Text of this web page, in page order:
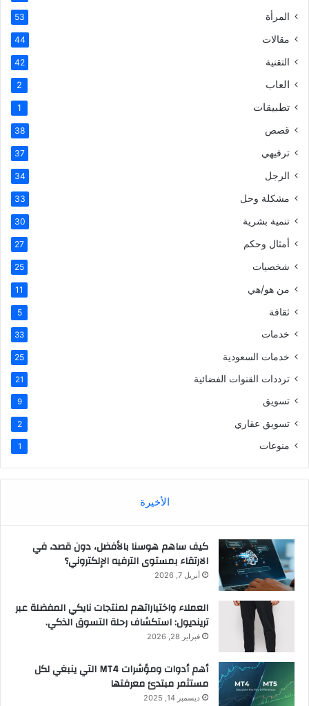
المرأة 53
مقالات 44
التقنية 42
العاب 2
تطبيقات 1
قصص 38
ترفيهي 37
الرجل 34
مشكلة وحل 33
تنمية بشرية 30
أمثال وحكم 27
شخصيات 25
من هو/هي 11
ثقافة 5
خدمات 33
خدمات السعودية 25
ترددات القنوات الفضائية 21
تسويق 9
تسويق عقاري 2
منوعات 1
الأخيرة
كيف ساهم هوسنا بالأفضل، دون قصد، في
الارتقاء بمستوى الترفيه الإلكتروني؟
أبريل 7, 2026
العملاء واختياراتهم لمنتجات نايكي المفضلة عبر
ترينديول: استكشاف رحلة التسوق الذكي.
فبراير 28, 2026
أهم أدوات ومؤشرات MT4 التي ينبغي لكل
مستثمر مبتدئ معرفتها
ديسمبر 14, 2025